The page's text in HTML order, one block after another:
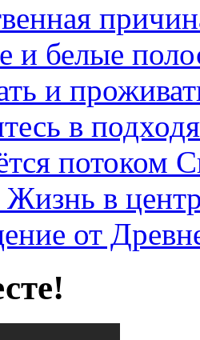
и белые
и
в
потоком
Жизнь в
от